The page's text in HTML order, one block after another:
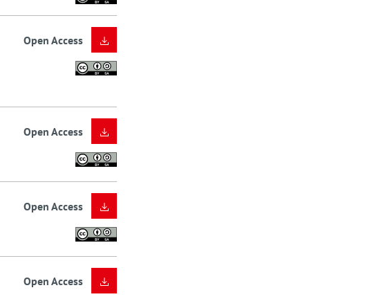
Open Access
Open Access
Open Access
Open Access